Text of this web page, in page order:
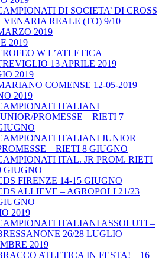
DI SOCIETA’ DI CROSS
VENARIA REALE (TO) 9/10
2019
2019
W L’ATLETICA –
13 APRILE 2019
2019
COMENSE 12-05-2019
2019
ITALIANI
PROMESSE – RIETI 7
ITALIANI JUNIOR
– RIETI 8 GIUGNO
ITAL. JR PROM. RIETI
GIUGNO
FIRENZE 14-15 GIUGNO
ALLIEVE – AGROPOLI 21/23
2019
ITALIANI ASSOLUTI –
26/28 LUGLIO
2019
ATLETICA IN FESTA! – 16